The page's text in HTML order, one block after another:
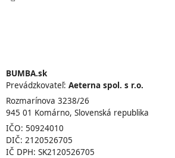
BUMBA.sk
Prevádzkovateľ: Aeterna spol. s r.o.
Rozmarínova 3238/26
945 01 Komárno, Slovenská republika
IČO: 50924010
DIČ: 2120526705
IČ DPH: SK2120526705